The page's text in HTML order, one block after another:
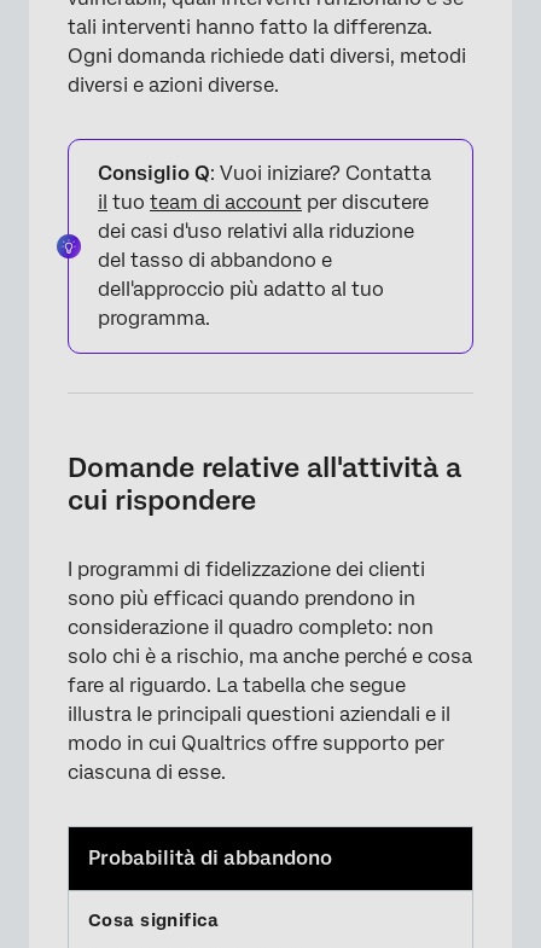
tali interventi hanno fatto la differenza.
Ogni domanda richiede dati diversi, metodi
diversi e azioni diverse.
Consiglio Q: Vuoi iniziare? Contatta
il tuo team di account per discutere
dei casi d'uso relativi alla riduzione
del tasso di abbandono e
dell'approccio più adatto al tuo
programma.
Domande relative all'attività a
cui rispondere
I programmi di fidelizzazione dei clienti
sono più efficaci quando prendono in
considerazione il quadro completo: non
solo chi è a rischio, ma anche perché e cosa
fare al riguardo. La tabella che segue
illustra le principali questioni aziendali e il
modo in cui Qualtrics offre supporto per
ciascuna di esse.
Probabilità di abbandono